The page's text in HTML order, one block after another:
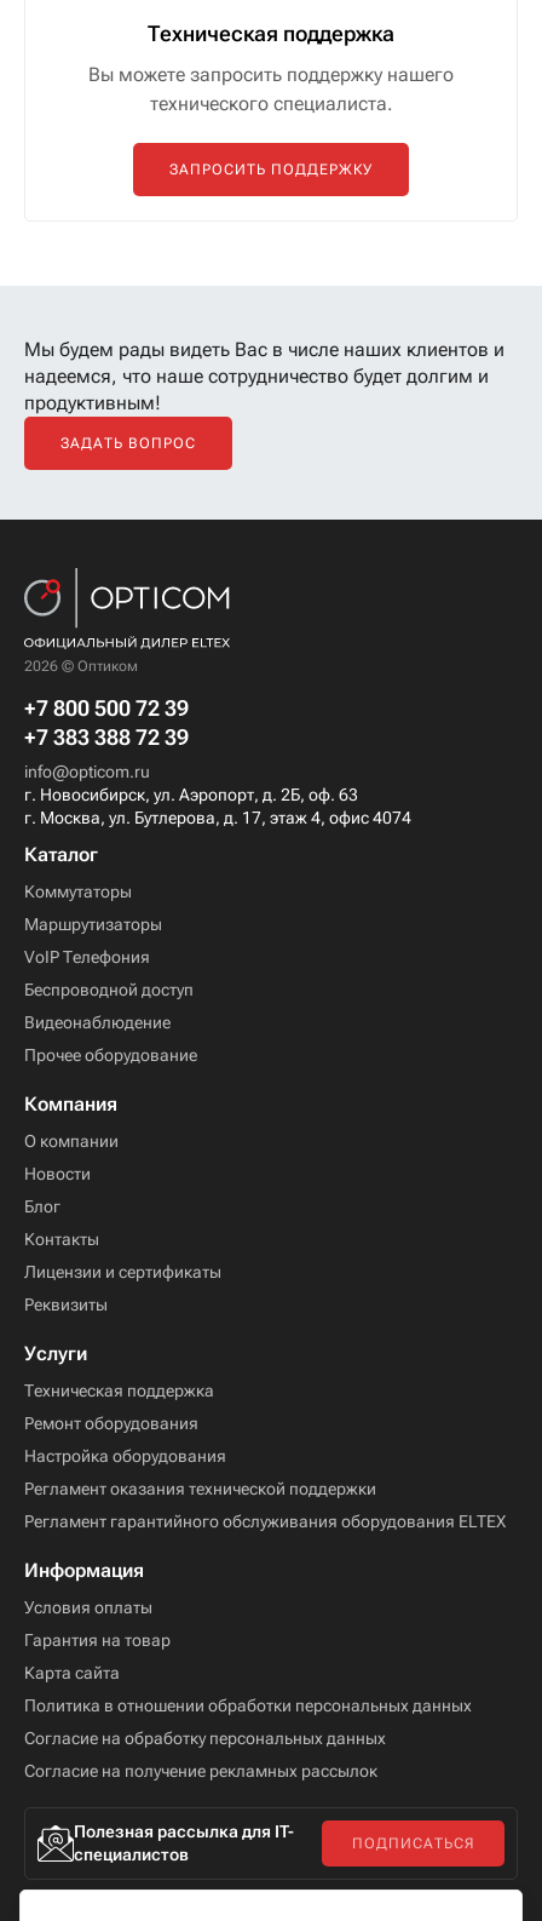
Техническая поддержка
Вы можете запросить поддержку нашего
технического специалиста.
ЗАПРОСИТЬ ПОДДЕРЖКУ
Мы будем рады видеть Вас в числе наших клиентов и
надеемся, что наше сотрудничество будет долгим и
продуктивным!
ЗАДАТЬ ВОПРОС
2026 © Оптиком
+7 800 500 72 39
+7 383 388 72 39
info@opticom.ru
г. Новосибирск, ул. Аэропорт, д. 2Б, оф. 63
г. Москва, ул. Бутлерова, д. 17, этаж 4, офис 4074
Каталог
Коммутаторы
Маршрутизаторы
VoIP Телефония
Беспроводной доступ
Видеонаблюдение
Прочее оборудование
Компания
О компании
Новости
Блог
Контакты
Лицензии и сертификаты
Реквизиты
Услуги
Техническая поддержка
Ремонт оборудования
Настройка оборудования
Регламент оказания технической поддержки
Регламент гарантийного обслуживания оборудования ELTEX
Информация
Условия оплаты
Гарантия на товар
Карта сайта
Политика в отношении обработки персональных данных
Согласие на обработку персональных данных
Согласие на получение рекламных рассылок
Полезная рассылка для IT-
специалистов
ПОДПИСАТЬСЯ